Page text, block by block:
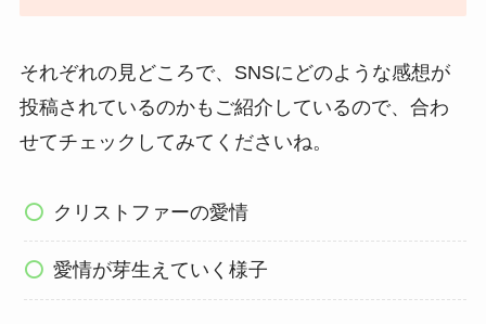
それぞれの見どころで、SNSにどのような感想が
投稿されているのかもご紹介しているので、合わ
せてチェックしてみてくださいね。
クリストファーの愛情
愛情が芽生えていく様子